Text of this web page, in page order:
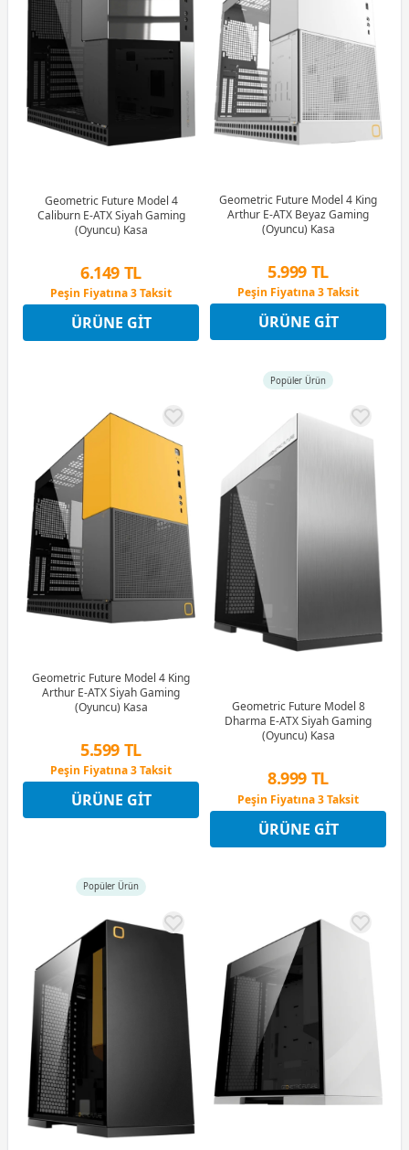
Geometric Future Model 4
Caliburn E-ATX Siyah Gaming
(Oyuncu) Kasa
6.149 TL
Peşin Fiyatına 3 Taksit
12 Ay x 723 TL taksitle
Peşin Fiyatına 3 Taksit
ÜRÜNE GIT
Geometric Future Model 4 King
Arthur E-ATX Beyaz Gaming
(Oyuncu) Kasa
5.999 TL
Peşin Fiyatına 3 Taksit
12 Ay x 706 TL taksitle
Peşin Fiyatına 3 Taksit
ÜRÜNE GIT
Geometric Future Model 4 King
Arthur E-ATX Siyah Gaming
(Oyuncu) Kasa
5.599 TL
Peşin Fiyatına 3 Taksit
12 Ay x 659 TL taksitle
Peşin Fiyatına 3 Taksit
ÜRÜNE GIT
Popüler Ürün
Geometric Future Model 8
Dharma E-ATX Siyah Gaming
(Oyuncu) Kasa
8.999 TL
Peşin Fiyatına 3 Taksit
12 Ay x 1.059 TL taksitle
Peşin Fiyatına 3 Taksit
ÜRÜNE GIT
Popüler Ürün